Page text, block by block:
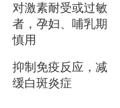
对激素耐受或过敏
者，孕妇、哺乳期
慎用
抑制免疫反应，减
缓白斑炎症